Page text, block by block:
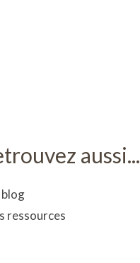
aussi...
blog
ressources